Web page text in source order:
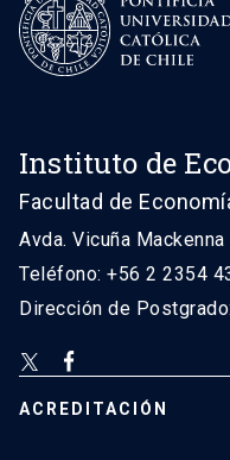
Instituto de
Facultad de
Avda. Vicuña
Teléfono: +56 2 2354
Dirección de
ACREDITACIÓN